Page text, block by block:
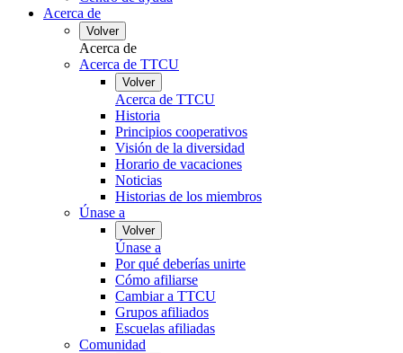
Acerca de
Volver
Acerca de
Acerca de TTCU
Volver
Acerca de TTCU
Historia
Principios cooperativos
Visión de la diversidad
Horario de vacaciones
Noticias
Historias de los miembros
Únase a
Volver
Únase a
Por qué deberías unirte
Cómo afiliarse
Cambiar a TTCU
Grupos afiliados
Escuelas afiliadas
Comunidad